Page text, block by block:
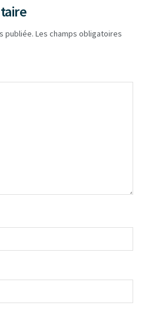
publiée. Les champs obligatoires